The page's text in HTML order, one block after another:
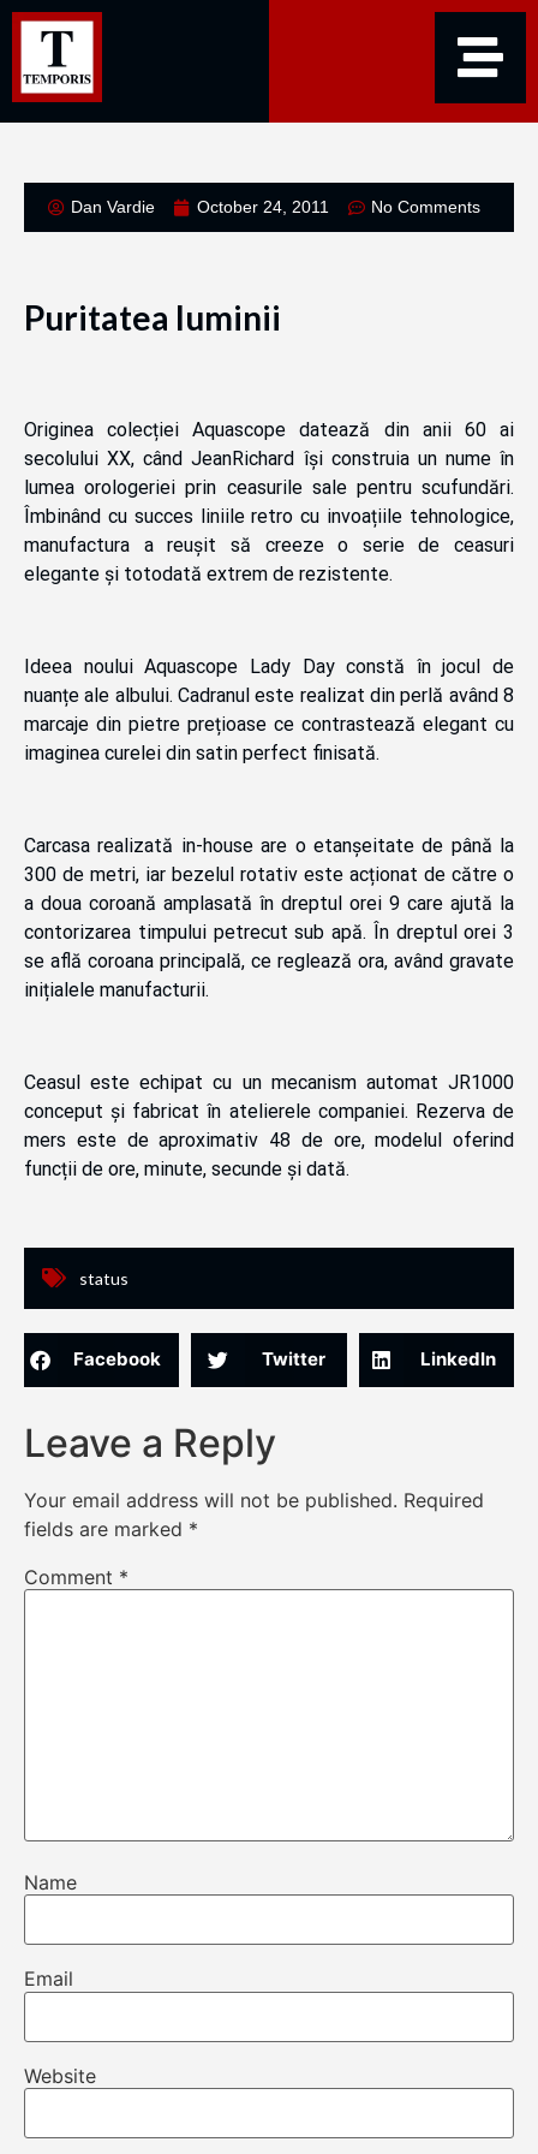
Dan Vardie October 24, 2011 No Comments
Puritatea luminii
Originea colecției Aquascope datează din anii 60 ai
secolului XX, când JeanRichard își construia un nume în
lumea orologeriei prin ceasurile sale pentru scufundări.
Îmbinând cu succes liniile retro cu invoațiile tehnologice,
manufactura a reușit să creeze o serie de ceasuri
elegante și totodată extrem de rezistente.
Ideea noului Aquascope Lady Day constă în jocul de
nuanțe ale albului. Cadranul este realizat din perlă având 8
marcaje din pietre prețioase ce contrastează elegant cu
imaginea curelei din satin perfect finisată.
Carcasa realizată in-house are o etanșeitate de până la
300 de metri, iar bezelul rotativ este acționat de către o
a doua coroană amplasată în dreptul orei 9 care ajută la
contorizarea timpului petrecut sub apă. În dreptul orei 3
se află coroana principală, ce reglează ora, având gravate
inițialele manufacturii.
Ceasul este echipat cu un mecanism automat JR1000
conceput și fabricat în atelierele companiei. Rezerva de
mers este de aproximativ 48 de ore, modelul oferind
funcții de ore, minute, secunde și dată.
status
Facebook Twitter LinkedIn
Leave a Reply
Your email address will not be published. Required
fields are marked *
Comment *
Name
Email
Website